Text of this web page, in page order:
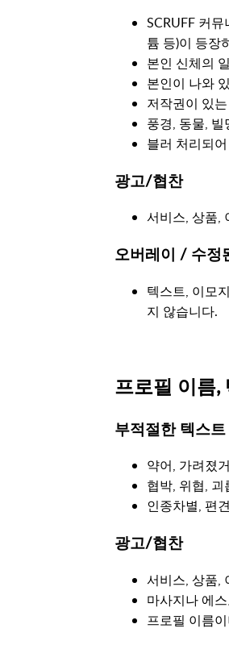
SCRUFF 커
튬 등)이 등장
본인 신체의
본인이 나와
저작권이 있
풍경, 동물,
블러 처리되
광고/협찬
서비스, 상품,
오버레이 / 수정
텍스트, 이모
지 않습니다.
프로필 이름,
부적절한 텍스트
약어, 가려졌
협박, 위협,
인종차별, 편
광고/협찬
서비스, 상품,
마사지나 에
프로필 이름